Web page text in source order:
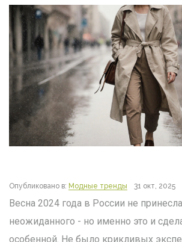
Опубликовано в: Модные тренды 31 окт, 2025
Весна 2024 года в России не
неожиданного - но именно это и
особенной. Не было крикливых